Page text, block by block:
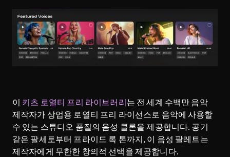
이 키츠 로열티 프리 라이브러리는 전 세계 수백만 음악
제작자가 상업용 로열티 프리 라이선스로 음악에 사용할
수 있는 스튜디오 품질의 음성 클론을 제공합니다. 공기
같은 팔세토부터 프라이드 록 톤까지, 이 음성 팔레트는
제작자에게 무한한 창의적 선택을 제공합니다.